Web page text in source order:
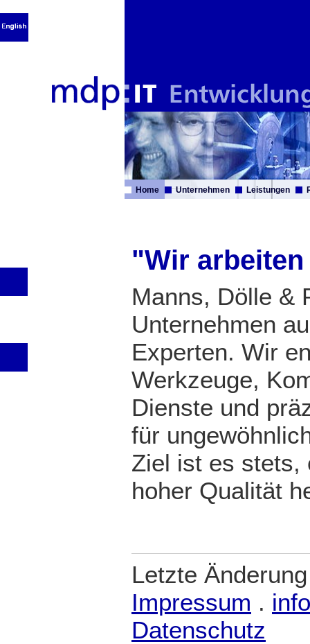
Home Unternehmen Leistungen
"Wir
Manns, Dölle &
Unternehmen
Experten. Wir
Werkzeuge,
Dienste und
für
Ziel ist es stets,
hoher Qualität
Letzte
Impressum .
Datenschutz